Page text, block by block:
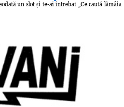
un slot și te-ai întrebat „Ce caută lămâia